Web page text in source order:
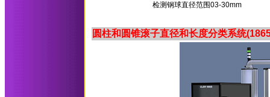
检测钢球直径范围03-30mm
圆柱和圆锥滚子直径和长度分类系统